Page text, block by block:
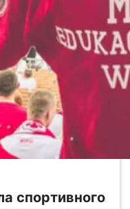
спортивного